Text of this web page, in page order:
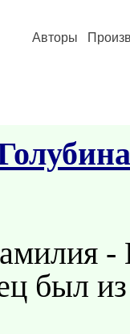
Авторы
был